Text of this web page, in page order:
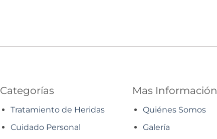
Categorías
Tratamiento de Heridas
Cuidado Personal
Mas Información
Quiénes Somos
Galería